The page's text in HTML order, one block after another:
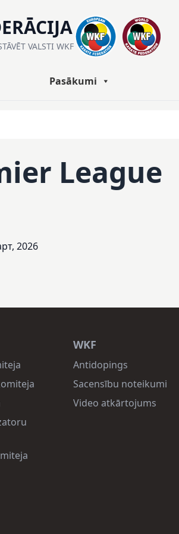
VALSTI WKF
Pasākumi
League
2026
WKF
Antidopings
Sacensību noteikumi
Video atkārtojums